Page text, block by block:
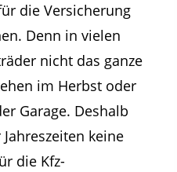
die Versicherung
Denn in vielen
nicht das ganze
im Herbst oder
Garage. Deshalb
keine
die Kfz-